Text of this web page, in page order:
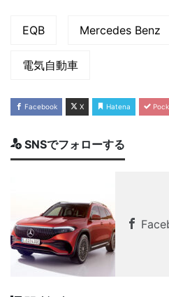
EQB Mercedes Benz
電気自動車
Facebook X Hatena
SNSでフォローする